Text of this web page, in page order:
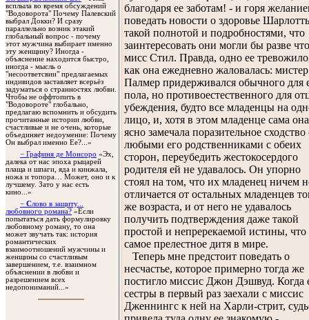
всплыла во время обсуждений
"Водоворота" Почему Палевский
выбрал Докки? И сразу
параллельно возник этакий
глобальный вопрос - почему
этот мужчина выбирает именно
эту женщину? Иногда -
объяснение находится быстро,
иногда - мысль о
"несоответсвии" предлагаемых
индивидов заставляет всерьёз
задуматься о странностях любви.
Чтобы не оффтопить в
"Водовороте" глобально,
предлагаю вспомнить и обсудить
прочитанные истории любви,
счастливые и не очень, которые
объединяет недоумение: Почему
Он выбрал именно Ее?...»
− Графиня де Монсоро «Эх,
далека от нас эпоха рыцарей
плаща и шпаги, яда и кинжала,
ножа и топора… Может, оно и к
лучшему. Зато у нас есть
кино...»
− Слово в защиту...
любовного романа? «Если
попытаться дать формулировку
любовному роману, то она
может звучать так: история
романтических
взаимоотношений мужчины и
женщины со счастливым
завершением, т.е. взаимном
объяснении в любви и
разрешением всех
недопониманий...»
благодаря ее заботам! - и горя
поведать новости о здоровье
такой полнотой и подробностями, что
заинтересовать они могли бы разве что
мисс Стил. Правда, одно ее
как она ежедневно жаловалась: мистер
Палмер придерживался обычного для
пола, но противоестественного для
убеждения, будто все младенцы на
лицо, и, хотя в этом младенце сама она
ясно замечала поразительное сходство
любыми его родственниками с обеих
сторон, переубедить жестокосердого
родителя ей не удавалось. Он упорно
стоял на том, что их младенец ничем
отличается от остальных младенцев
же возраста, и от него не удавалось
получить подтверждения даже такой
простой и непререкаемой истины, что
самое прелестное дитя в мире.
Теперь мне предстоит поведать о
несчастье, которое примерно тогда же
постигло миссис Джон Дэшвуд. Когда
сестры в первый раз заехали с миссис
Дженнингс к ней на Харли-стрит,